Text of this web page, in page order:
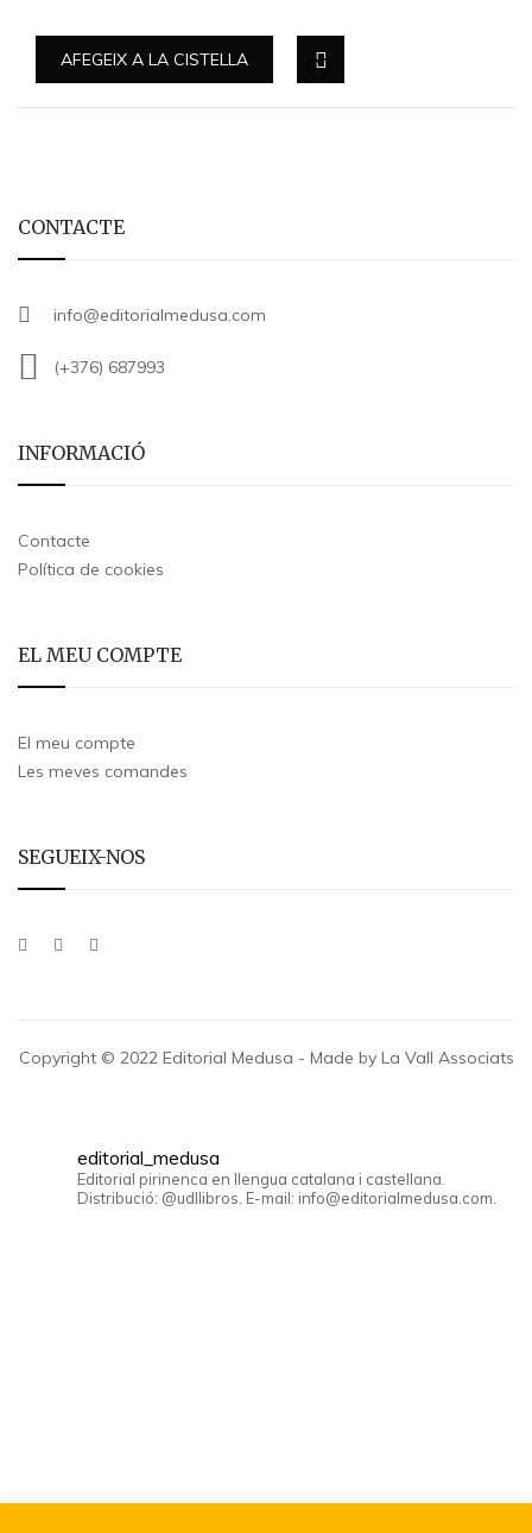
AFEGEIX A LA CISTELLA
CONTACTE
info@editorialmedusa.com
(+376) 687993
INFORMACIÓ
Contacte
Política de cookies
EL MEU COMPTE
El meu compte
Les meves comandes
SEGUEIX-NOS
Copyright © 2022 Editorial Medusa - Made by La Vall Associats
editorial_medusa
Editorial pirinenca en llengua catalana i castellana.
Distribució: @udllibros. E-mail: info@editorialmedusa.com.